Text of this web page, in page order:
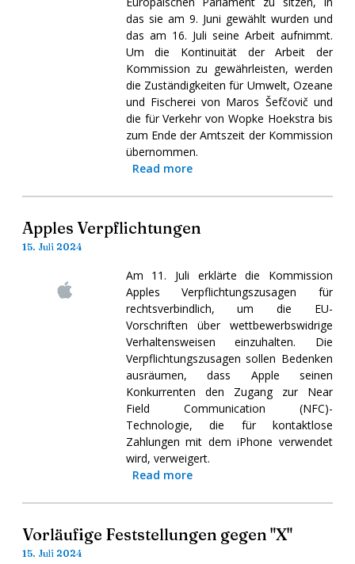
das sie am 9. Juni gewählt wurden und
das am 16. Juli seine Arbeit aufnimmt.
Um die Kontinuität der Arbeit der
Kommission zu gewährleisten, werden
die Zuständigkeiten für Umwelt, Ozeane
und Fischerei von Maros Šefčovič und
die für Verkehr von Wopke Hoekstra bis
zum Ende der Amtszeit der Kommission
übernommen.
Read more
Apples Verpflichtungen
15. Juli 2024
Am 11. Juli erklärte die Kommission
Apples Verpflichtungszusagen für
rechtsverbindlich, um die EU-
Vorschriften über wettbewerbswidrige
Verhaltensweisen einzuhalten. Die
Verpflichtungszusagen sollen Bedenken
ausräumen, dass Apple seinen
Konkurrenten den Zugang zur Near
Field Communication (NFC)-
Technologie, die für kontaktlose
Zahlungen mit dem iPhone verwendet
wird, verweigert.
Read more
Vorläufige Feststellungen gegen "X"
15. Juli 2024